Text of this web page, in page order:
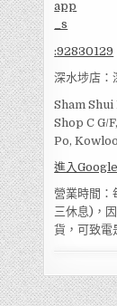
:92830129
深水埗店：
Sham
Shop C G/
Po,
進入
營業時間：
三休息)，
貨，可致電